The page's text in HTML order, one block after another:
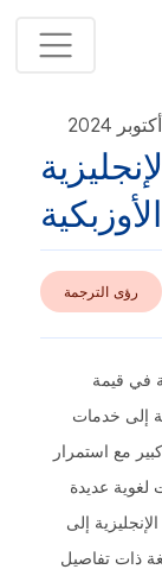
رؤى الترجمة
في قيمة
إلى خدمات
مع استمرار
عديدة
إلى
ذات تفاصيل